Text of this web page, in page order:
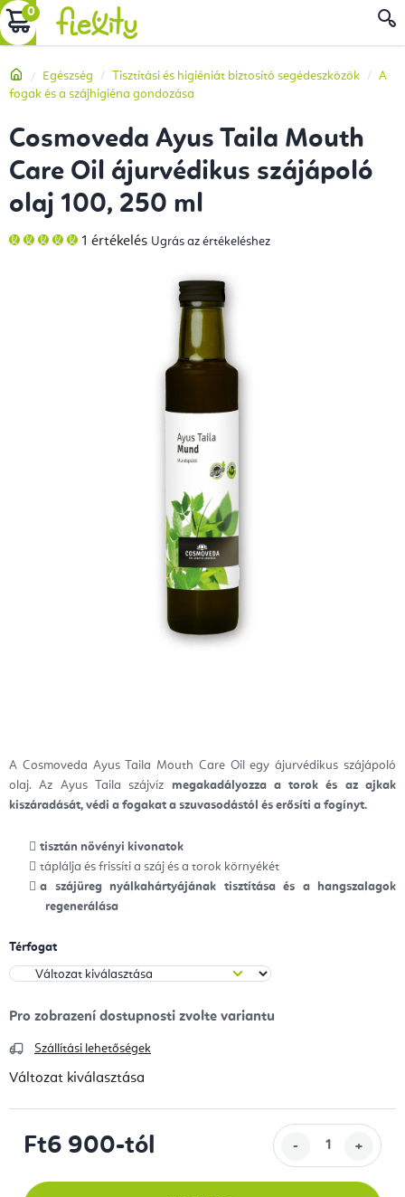
Ugrás
a
tartalomhoz
KOSÁR
Kezdőlap
Egészség Tisztítási és higiéniát biztosító segédeszközök
A
fogak és a szájhigiéna gondozása
A Cosmoveda Ayus Taila Mouth Care Oil egy ájurvédikus szájápoló
olaj. Az Ayus Taila szájvíz megakadályozza a torok és az ajkak
kiszáradását, védi a fogakat a szuvasodástól és erősíti a fogínyt.
tisztán növényi kivonatok
táplálja és frissíti a száj és a torok környékét
a szájüreg nyálkahártyájának tisztítása és a hangszalagok
regenerálása
Térfogat
Szállítási lehetőségek
Változat kiválasztása
Ft6 900-tól
Cosmoveda Ayus Taila Mouth
Care Oil ájurvédikus szájápoló
olaj 100, 250 ml
A
termék
1 értékelés Ugrás az értékeléshez